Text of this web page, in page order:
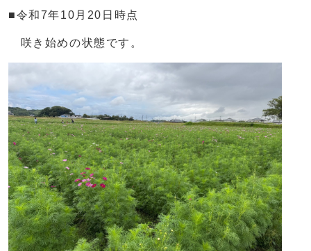
■令和7年10月20日時点
咲き始めの状態です。